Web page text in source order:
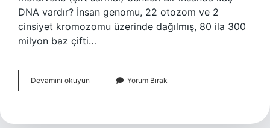
DNA vardır? İnsan genomu, 22 otozom ve 2
cinsiyet kromozomu üzerinde dağılmış, 80 ila 300
milyon baz çifti…
Devamını okuyun
Dna
Kromozom
Yorum Bırak